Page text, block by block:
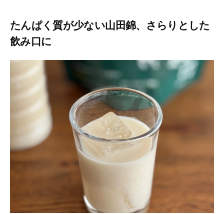
たんぱく質が少ない山田錦、さらりとした
飲み口に